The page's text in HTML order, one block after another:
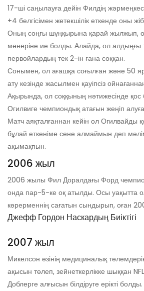
17-ші саңылауға дейін Филдің
+4 белгісімен жетекшілік еткенде оны
Оның соңғы шұңқырына қарай жылжып,
мәнеріне ие болды. Алайда, ол алдыңғы
первойлардың тек 2-ін ғана соққан.
Сонымен, ол ағашқа соғылған және 50
ату кезінде жасылмен қауіпсіз
Ақырында, ол соққының нәтижесінде
Огилвиге чемпиондық атағын жеңіп алуға
Матч аяқталғаннан кейін ол Огилвайды
бұлай еткеніме сене алмаймын деп
ақымақпын.
2006 жыл
2006 жылы Фил Доралдағы Форд
онда пар-5-ке оқ атылды. Осы уақытта
көрерменнің сағатын сындырып, оған
Джефф Гордон Наскардың Биіктігі
2007 жыл
Микелсон өзінің медициналық
ақысын төлеп, зейнеткерлікке шыққан
Доблерге алғысын білдіруге ерікті болды.